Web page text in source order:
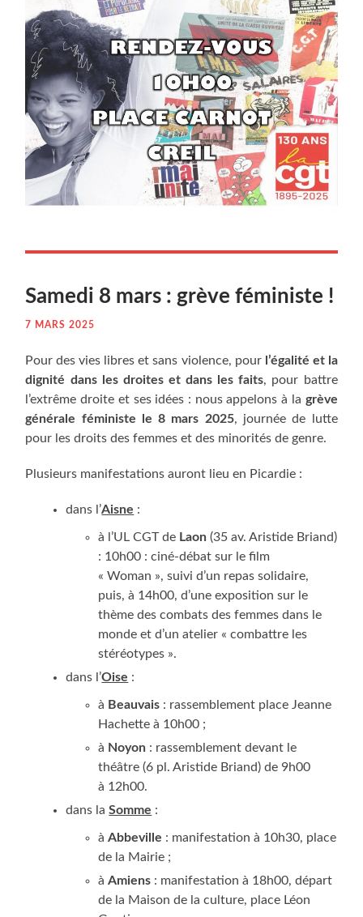
Same­di 8 mars : grève féministe !
7 MARS 2025
Pour des vies libres et sans vio­lence, pour l’égalité et la
digni­té dans les droites et dans les faits, pour battre
l’extrême droite et ses idées : nous appe­lons à la grève
géné­rale fémi­niste le 8 mars 2025, jour­née de lutte
pour les droits des femmes et des mino­ri­tés de genre.
Plu­sieurs mani­fes­ta­tions auront lieu en Picardie :
dans l’Aisne :
à l’UL CGT de Laon (35 av. Aris­tide Briand)
: 10h00 : ciné-débat sur le film
« Woman », sui­vi d’un repas soli­daire,
puis, à 14h00, d’une expo­si­tion sur le
thème des com­bats des femmes dans le
monde et d’un ate­lier « com­battre les
stéréotypes ».
dans l’Oise :
à Beau­vais : ras­sem­ble­ment place Jeanne
Hachette à 10h00 ;
à Noyon : ras­sem­ble­ment devant le
théâtre (6 pl. Aris­tide Briand) de 9h00
à 12h00.
dans laSomme :
àAbbe­ville : mani­fes­ta­tion à 10h30, place
de la Mairie ;
àAmiens : mani­fes­ta­tion à 18h00, départ
de la Mai­son de la culture, place Léon